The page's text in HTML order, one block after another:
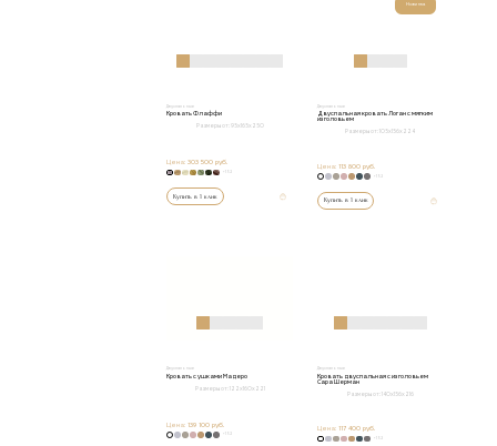
Двуспальные
Кровать Флаффи
Размеры от: 95x165x250
Цена: 303 500 руб.
+152
Купить в 1 клик
Новинка
Двуспальные
Двуспальная кровать Логан с мягким
изголовьем
Размеры от: 105x156x224
Цена:113 800 руб.
+152
Купить в 1 клик
Кровать с ушками Мадеро
Размеры от: 122х160х221
Цена: 139 100 руб.
Кровать двуспальная с изголовьем
Сара Шерман
Размеры от: 140х156х216
Цена:117 400 руб.
+152